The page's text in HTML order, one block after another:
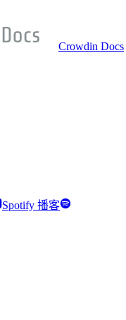
Crowdin Docs
Spotify 播客